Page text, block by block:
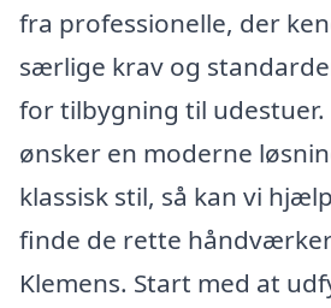
fra professionelle, der
særlige krav og
for tilbygning til udestuer.
ønsker en moderne
klassisk stil, så kan vi
finde de rette
Klemens. Start med at